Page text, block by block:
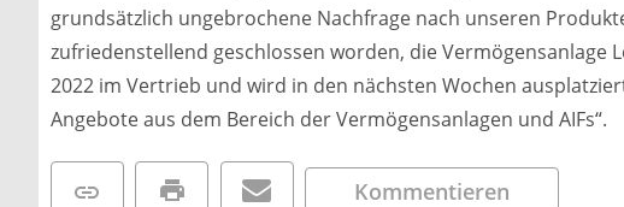
grundsätzlich ungebrochene Nachfrage nach unseren
zufriedenstellend geschlossen worden, die Vermögensanlage
2022 im Vertrieb und wird in den nächsten Wochen
Angebote aus dem Bereich der Vermögensanlagen und AIFs“.
Kommentieren